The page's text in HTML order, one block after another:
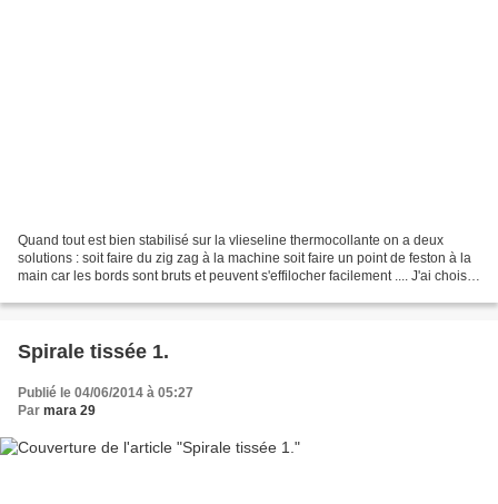
Quand tout est bien stabilisé sur la vlieseline thermocollante on a deux
solutions : soit faire du zig zag à la machine soit faire un point de feston à la
main car les bords sont bruts et peuvent s'effilocher facilement .... J'ai choisi
Spirale tissée 1.
Publié le 04/06/2014 à 05:27
Par mara 29